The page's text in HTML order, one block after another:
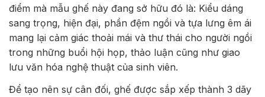
điểm mà mẫu ghế này đang sở hữu đó là: Kiểu dáng
sang trọng, hiện đại, phần đệm ngồi và tựa lưng êm ái
mang lại cảm giác thoải mái và thư thái cho người ngồi
trong những buổi hội họp, thảo luận cũng như giao
lưu văn hóa nghệ thuật của sinh viên.
Để tạo nên sự cân đối, ghế được sắp xếp thành 3 dãy